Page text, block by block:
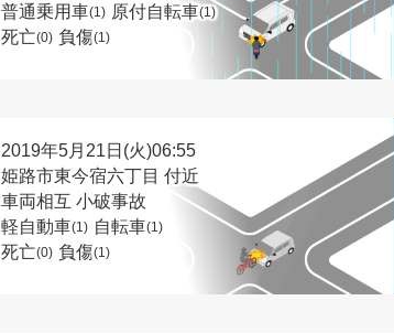
普通乗用車(1) 原付自転車(1)
死亡(0) 負傷(1)
2019年5月21日(火)06:55
姫路市東今宿六丁目 付近
車両相互 小破事故
軽自動車(1) 自転車(1)
死亡(0) 負傷(1)